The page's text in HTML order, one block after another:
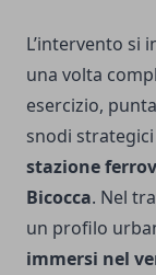
L’intervento si
una volta
esercizio,
snodi
stazione
Bicocca. Nel
un profilo
immersi nel